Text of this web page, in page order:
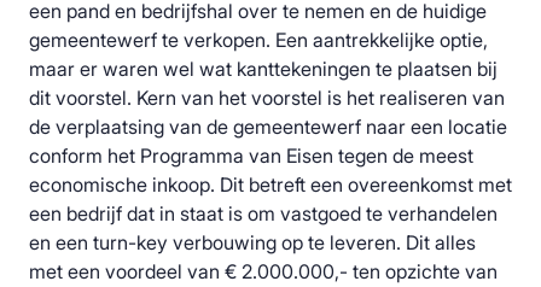
een pand en bedrijfshal over te nemen en de huidige
gemeentewerf te verkopen. Een aantrekkelijke optie,
maar er waren wel wat kanttekeningen te plaatsen bij
dit voorstel. Kern van het voorstel is het realiseren van
de verplaatsing van de gemeentewerf naar een locatie
conform het Programma van Eisen tegen de meest
economische inkoop. Dit betreft een overeenkomst met
een bedrijf dat in staat is om vastgoed te verhandelen
en een turn-key verbouwing op te leveren. Dit alles
met een voordeel van € 2.000.000,- ten opzichte van